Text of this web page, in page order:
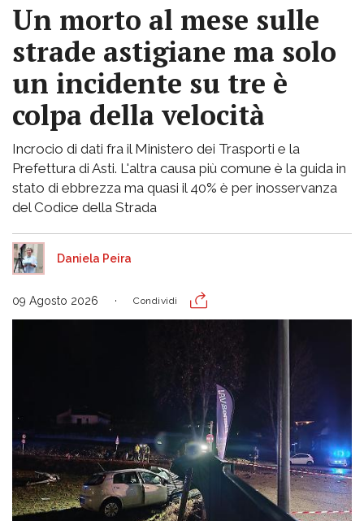
Un morto al mese sulle
strade astigiane ma solo
un incidente su tre è
colpa della velocità
Incrocio di dati fra il Ministero dei Trasporti e la
Prefettura di Asti. L'altra causa più comune è la guida in
stato di ebbrezza ma quasi il 40% è per inosservanza
del Codice della Strada
Daniela Peira
09 Agosto 2026 Condividi